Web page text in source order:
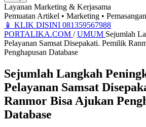
Layanan Marketing & Kerjasama
Pemuatan Artikel • Marketing •
📱 KLIK DISINI 081359567988
PORTALIKA.COM / UMUM Sejumlah
Pelayanan Samsat Disepakati. Pemilik
Penghapusan Database
Sejumlah Langkah
Pelayanan Samsat
Ranmor Bisa Ajukan
Database